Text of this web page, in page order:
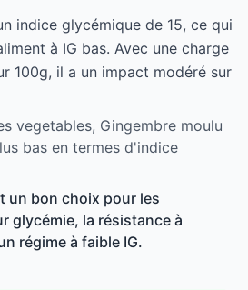
indice glycémique de 15, ce qui
à IG bas. Avec une charge
100g, il a un impact modéré sur
vegetables, Gingembre moulu
bas en termes d'indice
un bon choix pour les
glycémie, la résistance à
régime à faible IG.